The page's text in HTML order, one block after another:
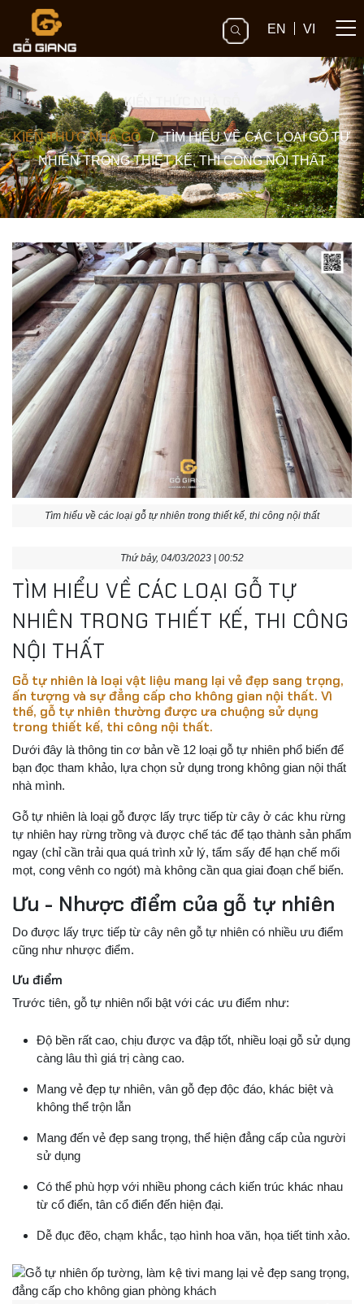
EN VI
KIẾN THỨC NHÀ GỖ
KIẾN THỨC NHÀ GỖ /
TÌM HIỂU VỀ CÁC LOẠI GỖ TỰ
NHIÊN TRONG THIẾT KẾ, THI CÔNG NỘI THẤT
Tìm hiểu về các loại gỗ tự nhiên trong thiết kế, thi công nội thất
Thứ bảy, 04/03/2023 | 00:52
TÌM HIỂU VỀ CÁC LOẠI GỖ TỰ
NHIÊN TRONG THIẾT KẾ, THI CÔNG
NỘI THẤT
Gỗ tự nhiên là loại vật liệu mang lại vẻ đẹp sang trọng,
ấn tượng và sự đẳng cấp cho không gian nội thất. Vì
thế, gỗ tự nhiên thường được ưa chuộng sử dụng
trong thiết kế, thi công nội thất.
Dưới đây là thông tin cơ bản về 12 loại gỗ tự nhiên phổ biến để
bạn đọc tham khảo, lựa chọn sử dụng trong không gian nội thất
nhà mình.
Gỗ tự nhiên là loại gỗ được lấy trực tiếp từ cây ở các khu rừng
tự nhiên hay rừng trồng và được chế tác để tạo thành sản phẩm
ngay (chỉ cần trải qua quá trình xử lý, tẩm sấy để hạn chế mối
mọt, cong vênh co ngót) mà không cần qua giai đoạn chế biến.
Ưu - Nhược điểm của gỗ tự nhiên
Do được lấy trực tiếp từ cây nên gỗ tự nhiên có nhiều ưu điểm
cũng như nhược điểm.
Ưu điểm
Trước tiên, gỗ tự nhiên nổi bật với các ưu điểm như:
Độ bền rất cao, chịu được va đập tốt, nhiều loại gỗ sử dụng
càng lâu thì giá trị càng cao.
Mang vẻ đẹp tự nhiên, vân gỗ đẹp độc đáo, khác biệt và
không thể trộn lẫn
Mang đến vẻ đẹp sang trọng, thể hiện đẳng cấp của người
sử dụng
Có thể phù hợp với nhiều phong cách kiến trúc khác nhau
từ cổ điển, tân cổ điển đến hiện đại.
Dễ đục đẽo, chạm khắc, tạo hình hoa văn, họa tiết tinh xảo.